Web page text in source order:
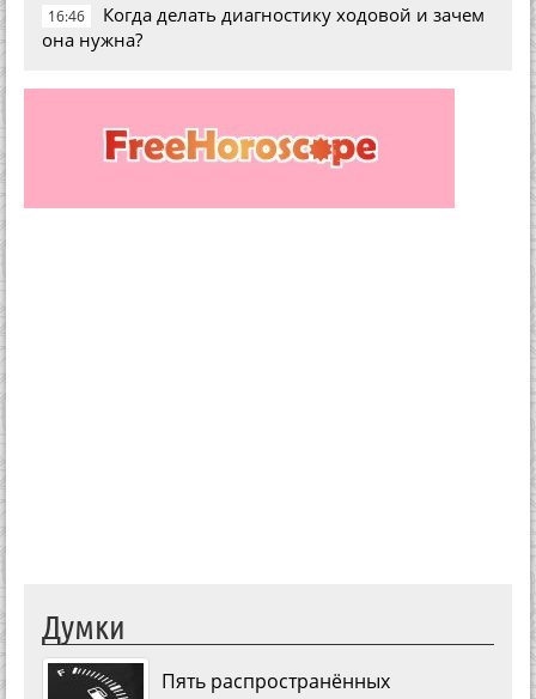
16:46
Когда делать диагностику ходовой и зачем
она нужна?
Думки
Пять распространённых